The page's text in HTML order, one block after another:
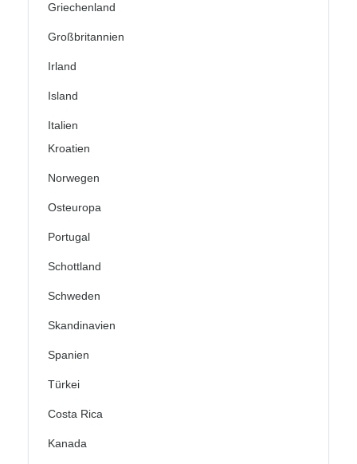
Griechenland
Großbritannien
Irland
Island
Italien
Kroatien
Norwegen
Osteuropa
Portugal
Schottland
Schweden
Skandinavien
Spanien
Türkei
Costa Rica
Kanada